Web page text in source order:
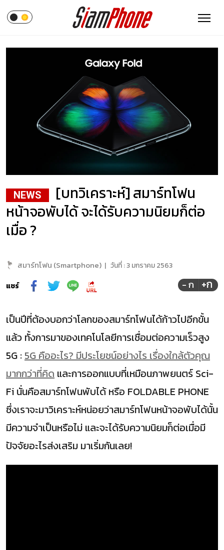
NEWS
[บทวิเคราะห์] สมาร์ทโฟน
หน้าจอพับได้ จะได้รับความนิยมก็ต่อ
เมื่อ ?
สมาร์ทโฟน (Smartphone) | วันที่ :3 มกราคม 2563
แชร์
- ก +ก
เป็นปีที่ต้องบอกว่าโลกของสมาร์ทโฟนได้ก้าวไปอีกขั้น
แล้ว ทั้งการมาของเทคโนโลยีการเชื่อมต่อความเร็วสูง
5G :5G คืออะไร? มีประโยชน์อย่างไร เรื่องใกล้ตัวคุณ
มากกว่าที่คิด และการออกแบบที่เหมือนภาพยนตร์ Sci-
Fi นั่นคือสมาร์ทโฟนพับได้ หรือ FOLDABLE PHONE
ซึ่งเราจะมาวิเคราะห์หน่อยว่าสมาร์ทโฟนหน้าจอพับได้นั้น
มีความจำเป็นหรือไม่ และจะได้รับความนิยมก็ต่อเมื่อมี
ปัจจัยอะไรส่งเสริม มาเริ่มกันเลย!